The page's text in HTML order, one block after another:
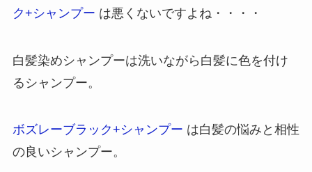
ク+シャンプー は悪くないですよね・・・・
白髪染めシャンプーは洗いながら白髪に色を付け
るシャンプー。
ボズレーブラック+シャンプー は白髪の悩みと相性
の良いシャンプー。